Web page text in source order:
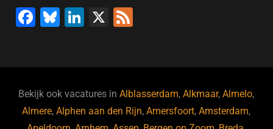
F
b
o
Bl
ky
Li
dI
n
X
Bekijk ook vacatures inAlblasserdam,Alkmaar,Almelo,
Almere,Alphen aan den Rijn,Amersfoort,Amsterdam,